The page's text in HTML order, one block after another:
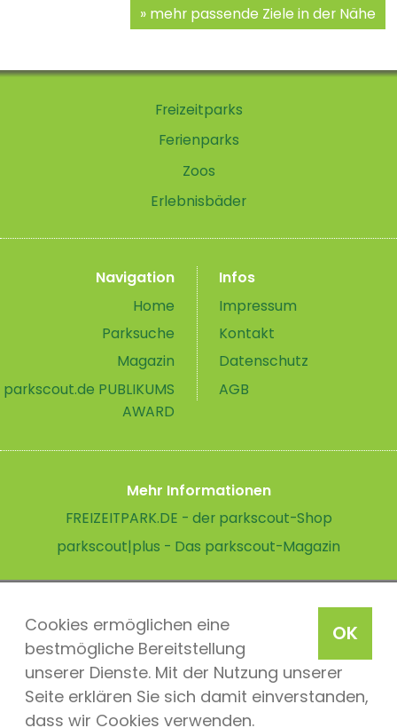
OK
Cookies ermöglichen eine
bestmögliche Bereitstellung
unserer Dienste. Mit der Nutzung unserer
Seite erklären Sie sich damit einverstanden,
dass wir Cookies verwenden.
mehr passende Ziele in der Nähe
Freizeitparks
Ferienparks
Zoos
Erlebnisbäder
Navigation
Home
Parksuche
Magazin
parkscout.de PUBLIKUMS
AWARD
Infos
Impressum
Kontakt
Datenschutz
AGB
Mehr Informationen
FREIZEITPARK.DE - der parkscout-Shop
parkscout|plus - Das parkscout-Magazin